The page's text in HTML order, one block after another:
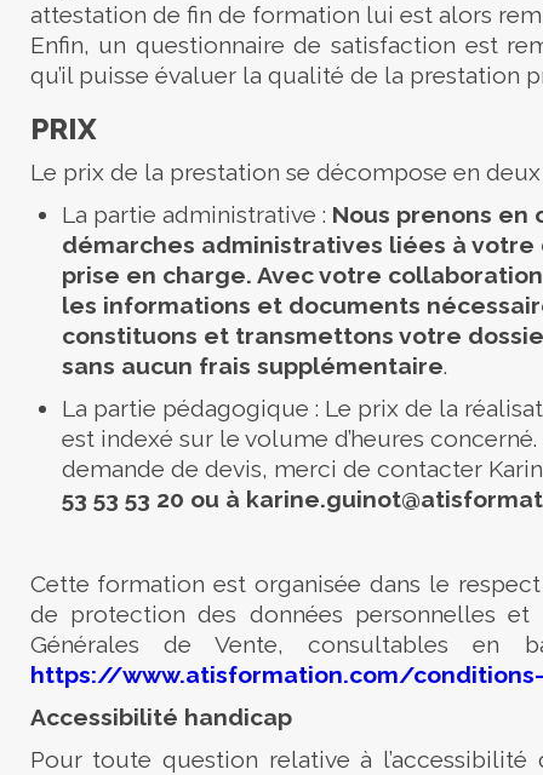
attestation de fin de formation lui est alors
Enfin, un questionnaire de satisfaction est
qu’il puisse évaluer la qualité de la prestation
PRIX
Le prix de la prestation se décompose en deux
La partie administrative : Nous prenons en
démarches administratives liées à votre
prise en charge. Avec votre
les informations et documents
constituons et transmettons votre
sans aucun frais supplémentaire.
La partie pédagogique : Le prix de la
est indexé sur le volume d’heures
demande de devis, merci de contacter
53 53 53 20 ou à karine.guinot
Cette formation est organisée dans le
de protection des données personnelles et
Générales de Vente, consultables en
https://www.atisformation.com/
Accessibilité handicap
Pour toute question relative à